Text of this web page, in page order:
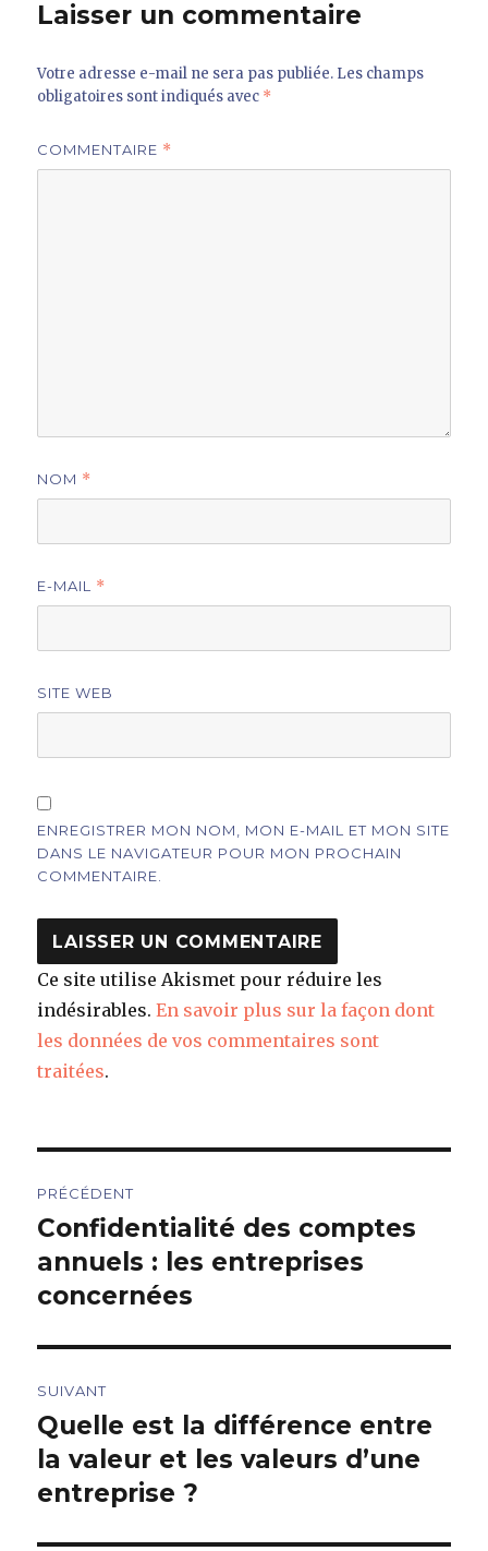
Laisser un commentaire
Votre adresse e-mail ne sera pas publiée. Les champs
obligatoires sont indiqués avec *
COMMENTAIRE *
NOM *
E-MAIL *
SITE WEB
ENREGISTRER MON NOM, MON E-MAIL ET MON SITE
DANS LE NAVIGATEUR POUR MON PROCHAIN
COMMENTAIRE.
Ce site utilise Akismet pour réduire les
indésirables.En savoir plus sur la façon dont
les données de vos commentaires sont
traitées.
de
l’article
PRÉCÉDENT
Article
précédent :
Confidentialité des comptes
annuels : les entreprises
concernées
SUIVANT
Article
suivant :
Quelle est la différence entre
la valeur et les valeurs d’une
entreprise ?